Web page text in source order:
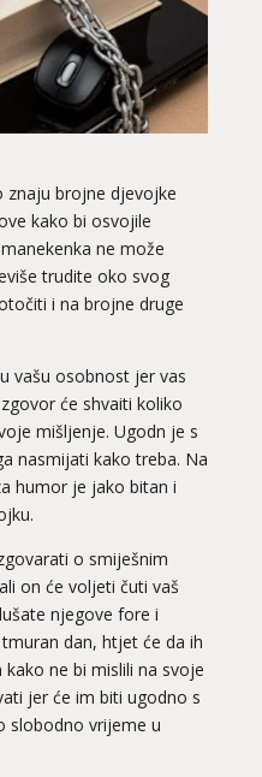
znaju brojne djevojke
kako bi osvojile
ne može
trudite oko svog
i na brojne druge
vašu osobnost jer vas
će shvaiti koliko
mišljenje. Ugodn je s
nasmijati kako treba. Na
humor je jako bitan i
o smiješnim
on će voljeti čuti vaš
njegove fore i
dan, htjet će da ih
ne bi mislili na svoje
jer će im biti ugodno s
slobodno vrijeme u